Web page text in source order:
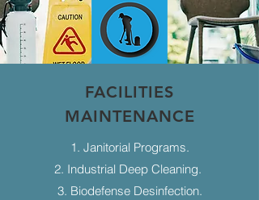
FACILITIES
MAINTENANCE
1. Janitorial Programs.
2. Industrial Deep Cleaning.
3. Biodefense Desinfection.